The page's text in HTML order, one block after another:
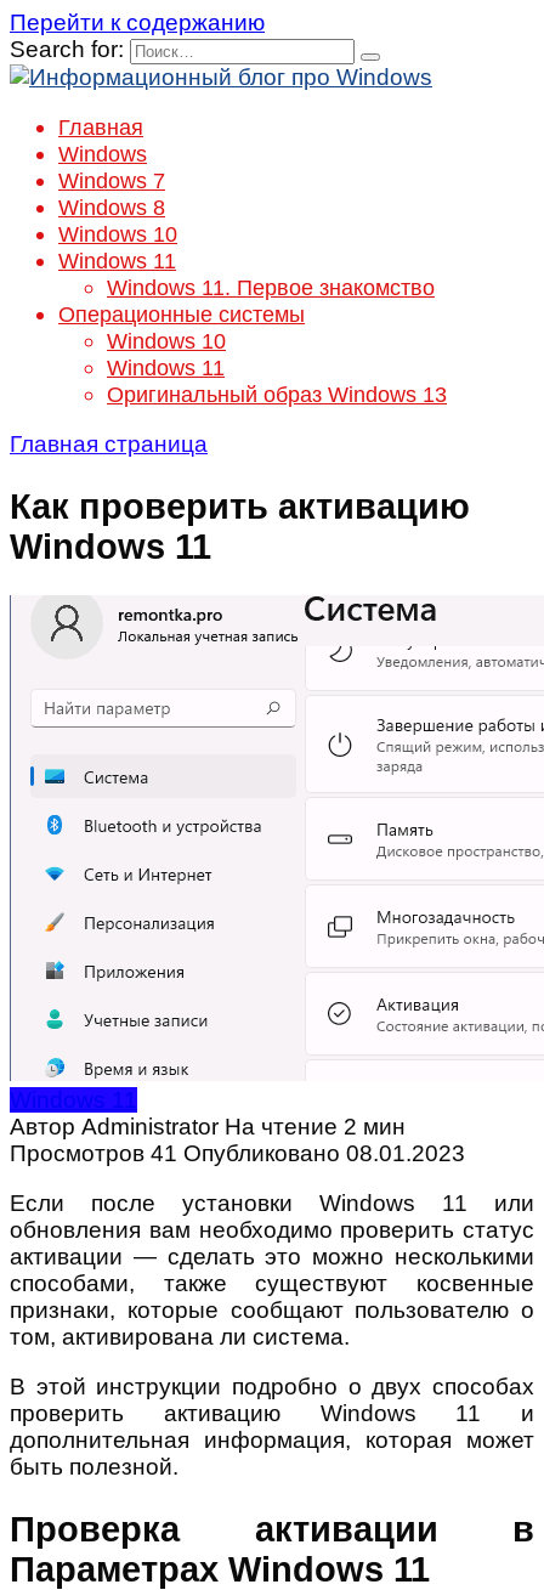
Перейти к содержанию
Search for:
Главная
Windows
Windows 7
Windows 8
Windows 10
Windows 11
Windows 11. Первое знакомство
Операционные системы
Windows 10
Windows 11
Оригинальный образ Windows 13
Главная страница
Как проверить активацию
Windows 11
Windows 11
Автор Administrator На чтение 2 мин
Просмотров 41 Опубликовано 08.01.2023
Если после установки Windows 11 или
обновления вам необходимо проверить статус
активации — сделать это можно несколькими
способами, также существуют косвенные
признаки, которые сообщают пользователю о
том, активирована ли система.
В этой инструкции подробно о двух способах
проверить активацию Windows 11 и
дополнительная информация, которая может
быть полезной.
Проверка активации в
Параметрах Windows 11